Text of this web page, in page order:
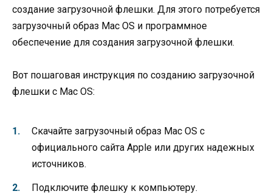
создание загрузочной флешки. Для этого потребуется
загрузочный образ Mac OS и программное
обеспечение для создания загрузочной флешки.
Вот пошаговая инструкция по созданию загрузочной
флешки с Mac OS:
Скачайте загрузочный образ Mac OS с
официального сайта Apple или других надежных
источников.
Подключите флешку к компьютеру.